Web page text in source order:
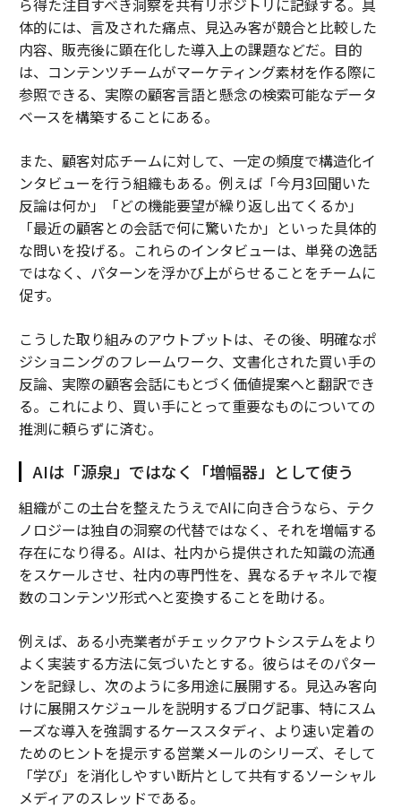
ら得た注目すべき洞察を共有リポジトリに記録する。具
体的には、言及された痛点、見込み客が競合と比較した
内容、販売後に顕在化した導入上の課題などだ。目的
は、コンテンツチームがマーケティング素材を作る際に
参照できる、実際の顧客言語と懸念の検索可能なデータ
ベースを構築することにある。
また、顧客対応チームに対して、一定の頻度で構造化イ
ンタビューを行う組織もある。例えば「今月3回聞いた
反論は何か」「どの機能要望が繰り返し出てくるか」
「最近の顧客との会話で何に驚いたか」といった具体的
な問いを投げる。これらのインタビューは、単発の逸話
ではなく、パターンを浮かび上がらせることをチームに
促す。
こうした取り組みのアウトプットは、その後、明確なポ
ジショニングのフレームワーク、文書化された買い手の
反論、実際の顧客会話にもとづく価値提案へと翻訳でき
る。これにより、買い手にとって重要なものについての
推測に頼らずに済む。
AIは「源泉」ではなく「増幅器」として使う
組織がこの土台を整えたうえでAIに向き合うなら、テク
ノロジーは独自の洞察の代替ではなく、それを増幅する
存在になり得る。AIは、社内から提供された知識の流通
をスケールさせ、社内の専門性を、異なるチャネルで複
数のコンテンツ形式へと変換することを助ける。
例えば、ある小売業者がチェックアウトシステムをより
よく実装する方法に気づいたとする。彼らはそのパター
ンを記録し、次のように多用途に展開する。見込み客向
けに展開スケジュールを説明するブログ記事、特にスム
ーズな導入を強調するケーススタディ、より速い定着の
ためのヒントを提示する営業メールのシリーズ、そして
「学び」を消化しやすい断片として共有するソーシャル
メディアのスレッドである。